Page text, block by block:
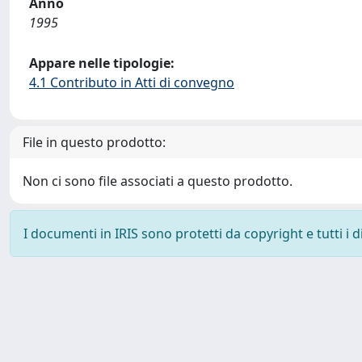
1995
Appare nelle tipologie:
4.1 Contributo in Atti di convegno
File in questo prodotto:
Non ci sono file associati a questo prodotto.
I documenti in IRIS sono protetti da copyright e tutti i